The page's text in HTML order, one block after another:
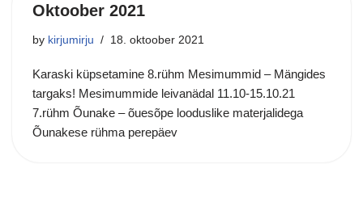
Oktoober 2021
by kirjumirju 18. oktoober 2021
Karaski küpsetamine 8.rühm Mesimummid – Mängides
targaks! Mesimummide leivanädal 11.10-15.10.21
7.rühm Õunake – õuesõpe looduslike materjalidega
Õunakese rühma perepäev